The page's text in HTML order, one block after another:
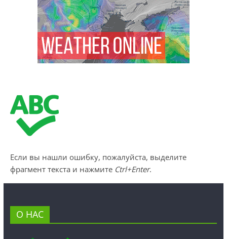
Если вы нашли ошибку, пожалуйста, выделите
фрагмент текста и нажмите Ctrl+Enter.
О НАС